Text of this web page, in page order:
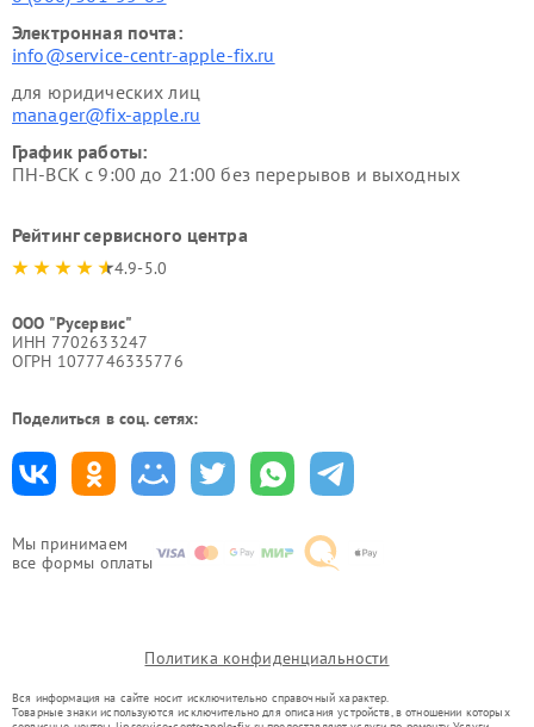
Мы принимаем
все формы оплаты
Электронная почта:
info@service-centr-apple-fix.ru
для юридических лиц
manager@fix-apple.ru
График работы:
ПН-ВСК с 9:00 до 21:00 без перерывов и выходных
Рейтинг сервисного центра
4.9-5.0
ООО "Русервис"
ИНН 7702633247
ОГРН 1077746335776
Поделиться в соц. сетях:
Политика конфиденциальности
Вся информация на сайте носит исключительно справочный характер.
Товарные знаки используются исключительно для описания устройств, в отношении которых